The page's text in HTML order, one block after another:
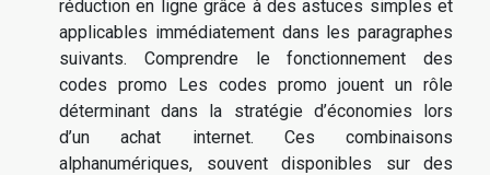
réduction en ligne grâce à des astuces simples et
applicables immédiatement dans les paragraphes
suivants. Comprendre le fonctionnement des
codes promo Les codes promo jouent un rôle
déterminant dans la stratégie d’économies lors
d’un achat internet. Ces combinaisons
alphanumériques, souvent disponibles sur des